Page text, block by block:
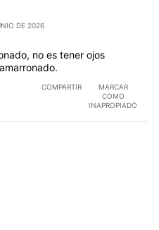
DE 2026
no es tener ojos
COMPARTIR
MARCAR
COMO
INAPROPIADO